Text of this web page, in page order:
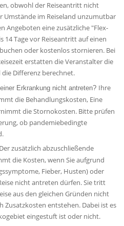
obwohl der Reiseantritt nicht
Umstände im Reiseland unzumutbar
Angeboten eine zusätzliche "Flex-
Tage vor Reiseantritt auf einen
oder kostenlos stornieren. Bei
erstatten die Veranstalter die
Differenz berechnet.
Erkrankung nicht antreten? Ihre
die Behandlungskosten, Eine
die Stornokosten. Bitte prüfen
ob pandemiebedingte
Der zusätzlich abzuschließende
die Kosten, wenn Sie aufgrund
Fieber, Husten) oder
nicht antreten dürfen. Sie tritt
aus den gleichen Gründen nicht
entstehen. Dabei ist es
eingestuft ist oder nicht.